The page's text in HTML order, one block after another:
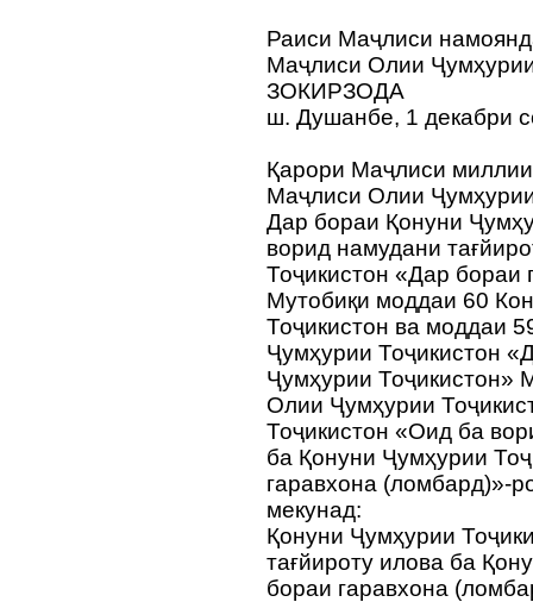
Раиси Маҷлиси
Маҷлиси Олии
ЗОКИРЗОДА
ш. Душанбе, 1 декабри
Қарори Маҷлиси
Маҷлиси Олии
Дар бораи Қонуни
ворид намудани
Тоҷикистон «Дар бораи
Мутобиқи моддаи 60
Тоҷикистон ва моддаи
Ҷумҳурии Тоҷикистон
Ҷумҳурии Тоҷикистон»
Олии Ҷумҳурии
Тоҷикистон «Оид ба
ба Қонуни Ҷумҳурии
гаравхона (ломбард)»-
мекунад:
Қонуни Ҷумҳурии
тағйироту илова ба
бораи гаравхона